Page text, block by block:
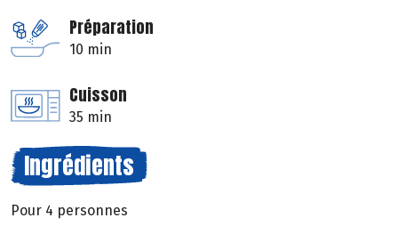
Préparation
10 min
Cuisson
35 min
Ingrédients
Pour 4 personnes